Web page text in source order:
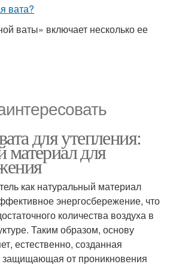
ваты» включает несколько ее
для утепления:
материал для
как натуральный материал
энергосбережение, что
количества воздуха в
Таким образом, основу
естественно, созданная
от проникновения